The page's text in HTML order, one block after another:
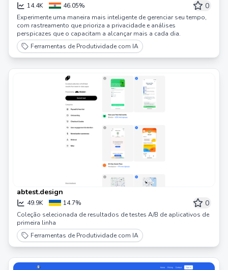
14.4K 46.05% 0
Experimente uma maneira mais inteligente de gerenciar seu tempo,
com rastreamento que prioriza a privacidade e análises
perspicazes que o capacitam a alcançar mais a cada dia.
Ferramentas de Produtividade com IA
abtest.design
49.9K 14.7% 0
Coleção selecionada de resultados de testes A/B de aplicativos de
primeira linha
Ferramentas de Produtividade com IA